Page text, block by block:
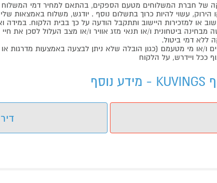
של חברת המשלוחים מטעם הספקים, בהתאם למחיר דמי המשלוח
עשוי להיות כרוך בתשלום נוסף . יודגש, משלוח באמצאות
או למזכירות היישוב ותתקבל הודעה על כך בבית הלקוח.
ביטחונית ו/או תנאי מזג אוויר ו/או מצב העלול לסכן את
ללא דמי ביטול.
או מי מטעמם (כגון הובלה שלא ניתן לבצעה באמצעות מדרגות
ככל ויידרש, על הלקוח